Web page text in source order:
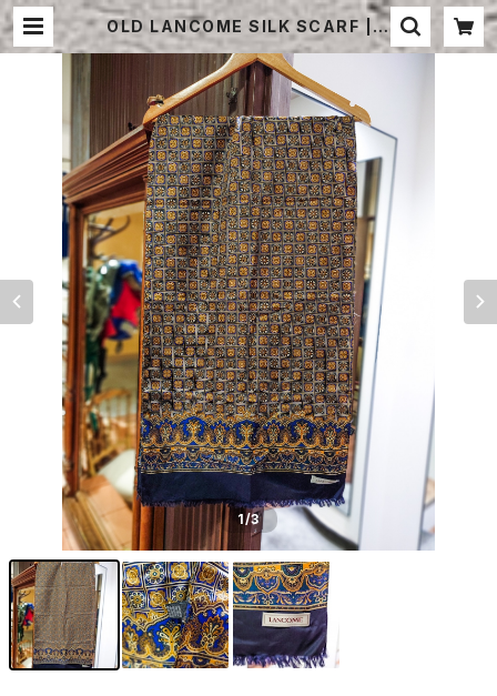
OLD LANCOME SILK SCARF | S
TRAYSHEEP ONLINE
1/3